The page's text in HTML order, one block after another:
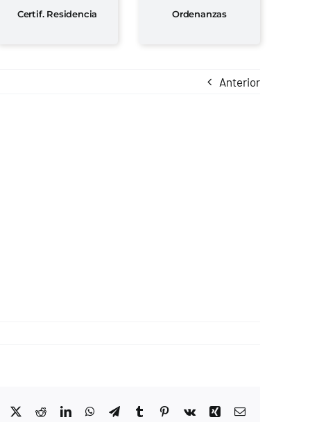
Certif. Residencia Ordenanzas
Anterior
Facebook
X RedditLinkedInWhatsApp
TelegramTumblrPinterest
Vk Xing Correo